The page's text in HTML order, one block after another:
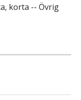
korta -- Övrig